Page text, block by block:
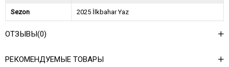
Sezon 2025 İlkbahar Yaz
ОТЗЫВЫ(0)
РЕКОМЕНДУЕМЫЕ ТОВАРЫ